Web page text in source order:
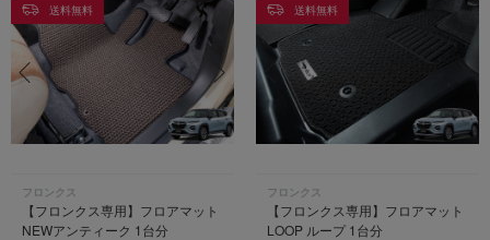
送料無料
フロンクス
【フロンクス専用】フロアマット
NEWアンティーク 1台分
送料無料
フロンクス
【フロンクス専用】フロアマット
LOOP ループ 1台分